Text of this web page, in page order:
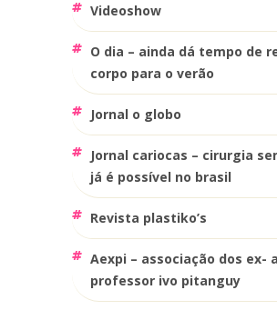
videoshow
o dia – ainda dá tempo de retocar o
corpo para o verão
jornal o globo
jornal cariocas – cirurgia sem ponto
já é possível no brasil
revista plastiko’s
aexpi – associação dos ex- alunos do
professor ivo pitanguy